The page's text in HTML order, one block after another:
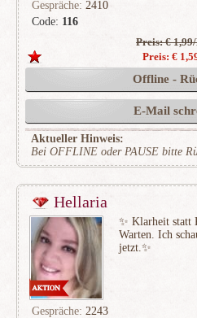
Code: 116
Gespräche: 2410
Preis: €
Preis: €
Offline -
E-Mail
Aktueller Hinweis:
Bei OFFLINE oder PAUSE bitte
Hellaria
✨ Klarheit statt
Warten. Ich
jetzt.✨
Gespräche: 2243